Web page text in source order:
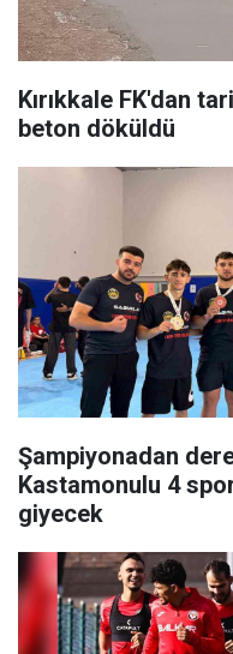
Kırıkkale FK'dan
beton döküldü
Şampiyonadan
Kastamonulu 4
giyecek